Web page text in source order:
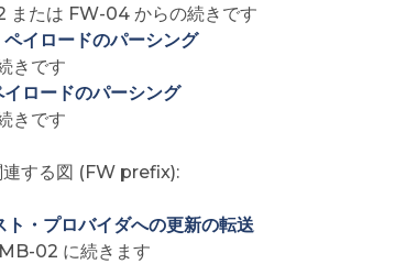
または FW-04 からの続きです
イロードのパーシング
きです
ロードのパーシング
きです
連する図 (FW prefix):
・プロバイダへの更新の転送
02 に続きます